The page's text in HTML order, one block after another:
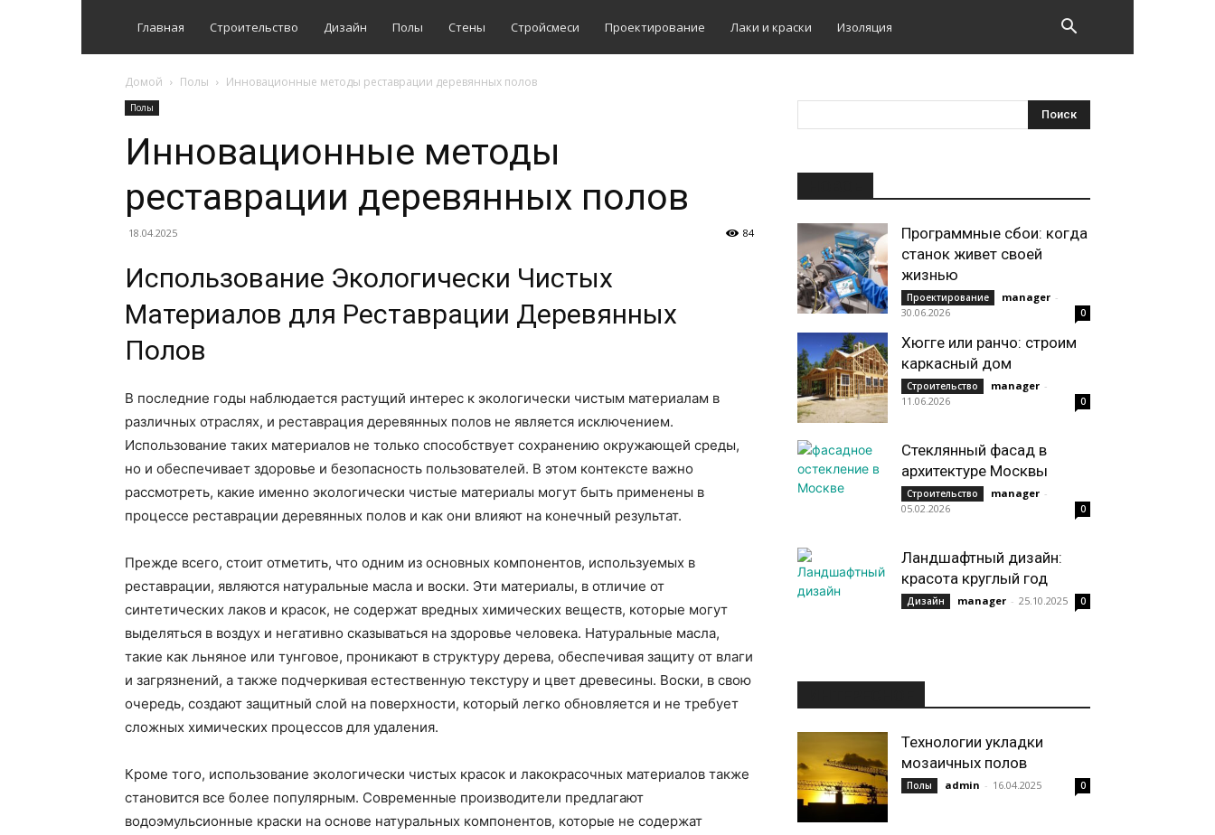
Главная Строительство Дизайн Полы Стены Стройсмеси Проектирование Лаки и краски Изоляция
Домой Полы Инновационные методы реставрации деревянных полов
Полы
Инновационные методы
реставрации деревянных полов
18.04.2025 84
Использование Экологически Чистых
Материалов для Реставрации Деревянных
Полов
В последние годы наблюдается растущий интерес к экологически чистым материалам в
различных отраслях, и реставрация деревянных полов не является исключением.
Использование таких материалов не только способствует сохранению окружающей среды,
но и обеспечивает здоровье и безопасность пользователей. В этом контексте важно
рассмотреть, какие именно экологически чистые материалы могут быть применены в
процессе реставрации деревянных полов и как они влияют на конечный результат.
Прежде всего, стоит отметить, что одним из основных компонентов, используемых в
реставрации, являются натуральные масла и воски. Эти материалы, в отличие от
синтетических лаков и красок, не содержат вредных химических веществ, которые могут
выделяться в воздух и негативно сказываться на здоровье человека. Натуральные масла,
такие как льняное или тунговое, проникают в структуру дерева, обеспечивая защиту от влаги
и загрязнений, а также подчеркивая естественную текстуру и цвет древесины. Воски, в свою
очередь, создают защитный слой на поверхности, который легко обновляется и не требует
сложных химических процессов для удаления.
Кроме того, использование экологически чистых красок и лакокрасочных материалов также
становится все более популярным. Современные производители предлагают
водоэмульсионные краски на основе натуральных компонентов, которые не содержат
Программные сбои: когда
станок живет своей
жизнью
Проектирование manager -
30.06.2026
0
Хюгге или ранчо: строим
каркасный дом
Строительство manager -
11.06.2026
0
Стеклянный фасад в
архитектуре Москвы
Строительство manager -
05.02.2026
0
Ландшафтный дизайн:
красота круглый год
Дизайн manager - 25.10.2025 0
Технологии укладки
мозаичных полов
Полы admin - 16.04.2025 0